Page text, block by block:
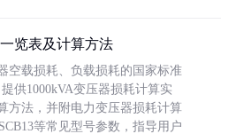
览表及计算方法
空载损耗、负载损耗的国家标准
提供1000kVA变压器损耗计算实
方法，并附电力变压器损耗计算
等常见型号参数，指导用户